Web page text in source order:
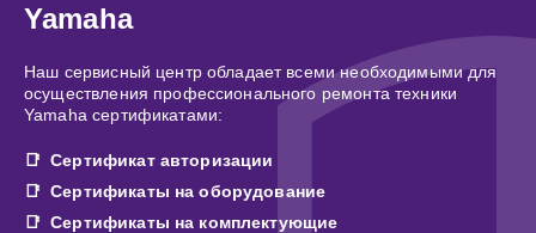
Yamaha
Наш сервисный центр обладает всеми необходимыми для
осуществления профессионального ремонта техники
Yamaha сертификатами:
Сертификат авторизации
Сертификаты на оборудование
Сертификаты на комплектующие